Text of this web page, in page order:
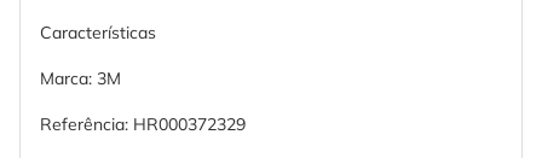
Características
Marca: 3M
Referência: HR000372329